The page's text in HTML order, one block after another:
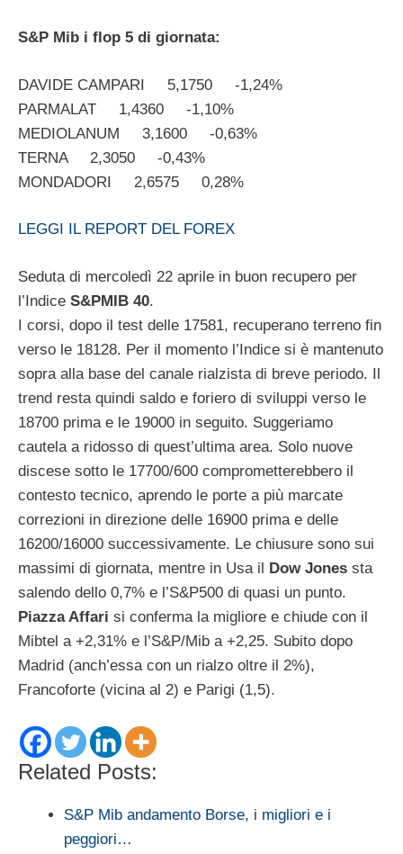
S&P Mib i flop 5 di giornata:
DAVIDE CAMPARI 5,1750 -1,24%
PARMALAT 1,4360 -1,10%
MEDIOLANUM 3,1600 -0,63%
TERNA 2,3050 -0,43%
MONDADORI 2,6575 0,28%
LEGGI IL REPORT DEL FOREX
Seduta di mercoledì 22 aprile in buon recupero per
l’Indice S&PMIB 40.
I corsi, dopo il test delle 17581, recuperano terreno fin
verso le 18128. Per il momento l’Indice si è mantenuto
sopra alla base del canale rialzista di breve periodo. Il
trend resta quindi saldo e foriero di sviluppi verso le
18700 prima e le 19000 in seguito. Suggeriamo
cautela a ridosso di quest’ultima area. Solo nuove
discese sotto le 17700/600 comprometterebbero il
contesto tecnico, aprendo le porte a più marcate
correzioni in direzione delle 16900 prima e delle
16200/16000 successivamente. Le chiusure sono sui
massimi di giornata, mentre in Usa il Dow Jones sta
salendo dello 0,7% e l’S&P500 di quasi un punto.
Piazza Affari si conferma la migliore e chiude con il
Mibtel a +2,31% e l’S&P/Mib a +2,25. Subito dopo
Madrid (anch’essa con un rialzo oltre il 2%),
Francoforte (vicina al 2) e Parigi (1,5).
Related Posts:
S&P Mib andamento Borse, i migliori e i
peggiori…